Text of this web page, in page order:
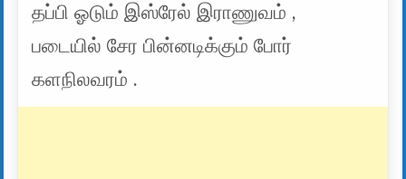
தப்பி ஓடும் இஸ்ரேல் இராணுவம் ,
படையில் சேர பின்னடிக்கும் போர்
களநிலவரம் .